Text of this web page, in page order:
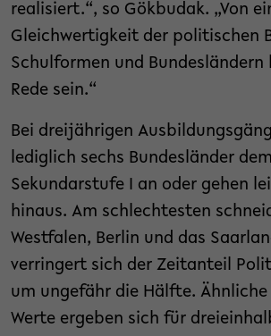
realisiert.“, so Gökbudak. „Von
Gleichwertigkeit der politischen
Schulformen und Bundesländern
Rede sein.“
Bei dreijährigen
lediglich sechs Bundesländer
Sekundarstufe I an oder gehen
hinaus. Am schlechtesten
Westfalen, Berlin und das
verringert sich der Zeitanteil
um ungefähr die Hälfte.
Werte ergeben sich für